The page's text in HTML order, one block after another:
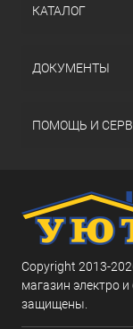
КАТАЛОГ
ДОКУМЕНТЫ
ПОМОЩЬ И
Copyright 2013-
магазин электро
защищены.